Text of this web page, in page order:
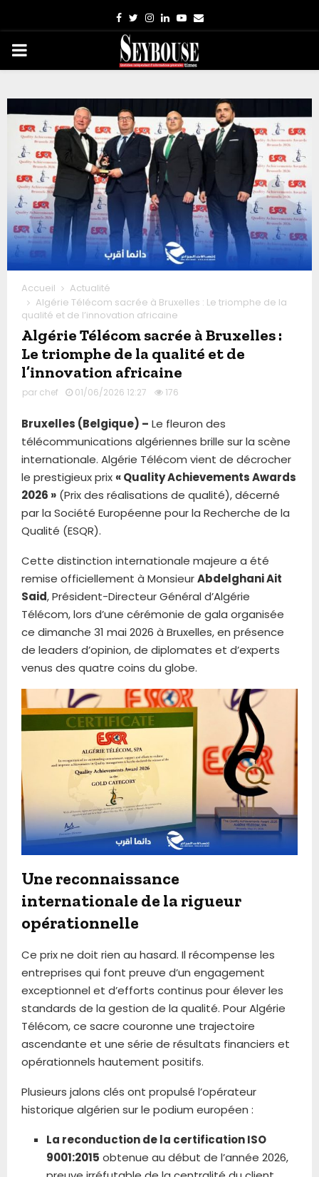
Facebook
TwitterInstagram
LinkedinYoutube
Email
PRIMARY
Accueil
Actualité
Algérie Télécom sacrée à Bruxelles : Le triomphe de la
qualité et de l’innovation africaine
Algérie Télécom sacrée à Bruxelles :
Le triomphe de la qualité et de
l’innovation africaine
par chef 01/06/2026 12:27 176
Bruxelles (Belgique) – Le fleuron des
télécommunications algériennes brille sur la scène
internationale. Algérie Télécom vient de décrocher
le prestigieux prix« Quality Achievements Awards
2026 » (Prix des réalisations de qualité), décerné
par la Société Européenne pour la Recherche de la
Qualité (ESQR).
Cette distinction internationale majeure a été
remise officiellement à MonsieurAbdelghani Ait
Said, Président-Directeur Général d’Algérie
Télécom, lors d’une cérémonie de gala organisée
ce dimanche 31 mai 2026 à Bruxelles, en présence
de leaders d’opinion, de diplomates et d’experts
venus des quatre coins du globe.
Une reconnaissance
internationale de la rigueur
opérationnelle
Ce prix ne doit rien au hasard. Il récompense les
entreprises qui font preuve d’un engagement
exceptionnel et d’efforts continus pour élever les
standards de la gestion de la qualité. Pour Algérie
Télécom, ce sacre couronne une trajectoire
ascendante et une série de résultats financiers et
opérationnels hautement positifs.
Plusieurs jalons clés ont propulsé l’opérateur
historique algérien sur le podium européen :
La reconduction de la certification ISO
9001:2015 obtenue au début de l’année 2026,